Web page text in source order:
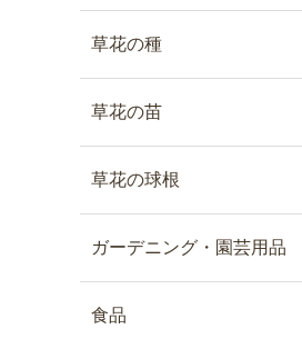
草花の種
草花の苗
草花の球根
ガーデニング・園芸用品
食品